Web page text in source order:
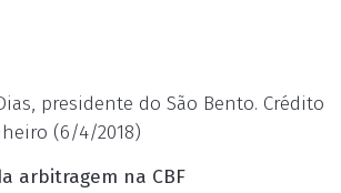
presidente do São Bento. Crédito
(6/4/2018)
arbitragem na CBF